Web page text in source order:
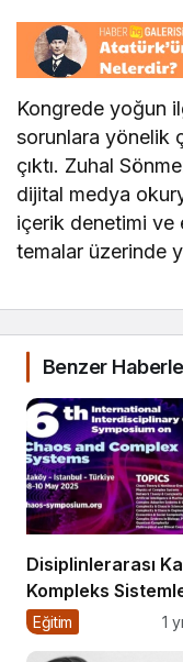
Kongrede yoğun
sorunlara yönelik
çıktı. Zuhal
dijital medya
içerik denetimi ve
temalar üzerinde
Benzer
Disiplinlerarası
Kompleks
Sempozyumu İçin
Eğitim 1